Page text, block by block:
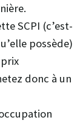
SCPI (c’est-
possède)
donc à un